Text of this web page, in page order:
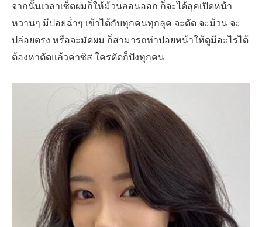
จากนั้นเวลาเซ็ตผมก็ให้ม้วนลอนออก ก็จะได้ลุคเปิดหน้า
หวานๆ มีปอยฉ่ำๆ เข้าได้กับทุกคนทุกลุค จะดัด จะม้วน จะ
ปล่อยตรง หรือจะมัดผม ก็สามารถทำปอยหน้าให้ดูมีอะไรได้
ต้องหาตัดแล้วค่าซิส ใครตัดก็ปังทุกคน